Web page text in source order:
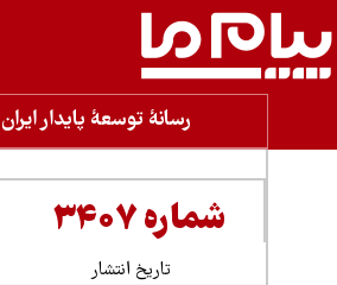
رسانۀ توسعۀ پایدار ایران
شماره ۳۴۰۷
تاریخ انتشار